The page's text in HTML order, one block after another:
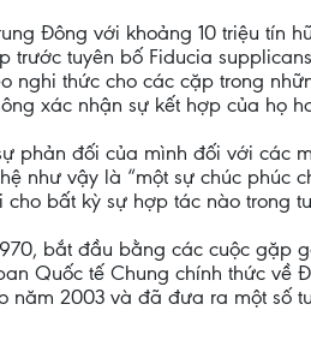
Đông với khoảng 10 triệu tín
tuyên bố Fiducia
nghi thức cho các cặp trong
xác nhận sự kết hợp của họ
phản đối của mình đối với các
như vậy là “một sự chúc phúc
bất kỳ sự hợp tác nào trong
bắt đầu bằng các cuộc gặp
Quốc tế Chung chính thức
2003 và đã đưa ra một số